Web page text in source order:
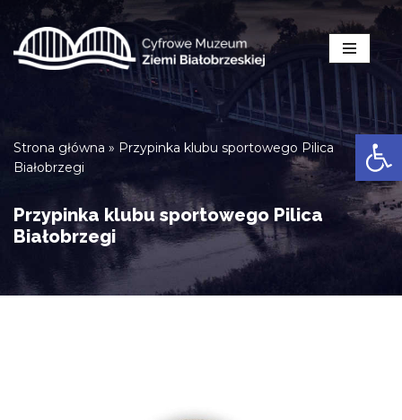
Przejdź
do
Strona główna » Przypinka klubu sportowego Pilica
Białobrzegi
Przypinka klubu sportowego Pilica
Białobrzegi